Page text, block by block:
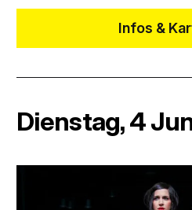
Infos &
Dienstag, 4